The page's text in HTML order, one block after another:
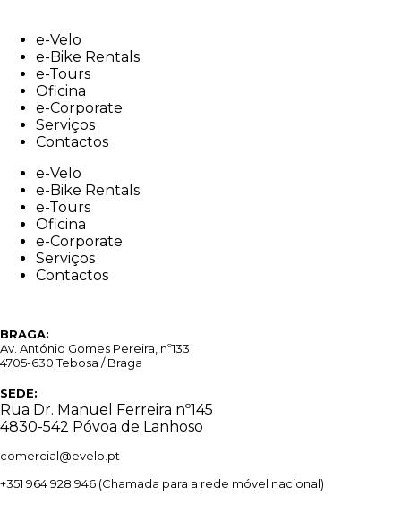
contente-Velo
e-Bike Rentals
e-Tours
Oficina
e-Corporate
Serviços
Contactos
e-Velo
e-Bike Rentals
e-Tours
Oficina
e-Corporate
Serviços
Contactos
BRAGA:
Av. António Gomes Pereira, nº133
4705-630 Tebosa / Braga
SEDE:
Rua Dr. Manuel Ferreira nº145
4830-542 Póvoa de Lanhoso
comercial@evelo.pt
+351 964 928 946 (Chamada para a rede móvel nacional)